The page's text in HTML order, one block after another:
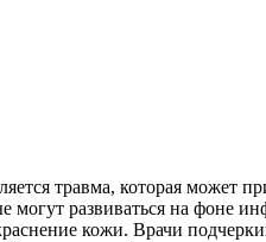
травма, которая может
могут развиваться на фоне
кожи. Врачи